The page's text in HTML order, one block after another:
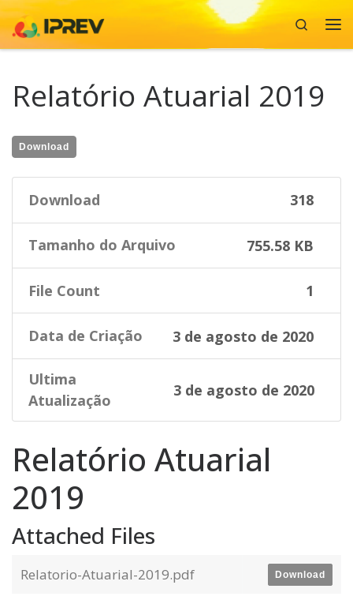
Skip to content
Search
Relatório Atuarial 2019
Download
Download 318
Tamanho do Arquivo 755.58 KB
File Count 1
Data de Criação 3 de agosto de 2020
Ultima
Atualização
3 de agosto de 2020
Relatório Atuarial
2019
Attached Files
Relatorio-Atuarial-2019.pdf Download